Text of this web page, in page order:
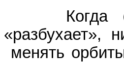
Когда от
«разбухает»,
менять